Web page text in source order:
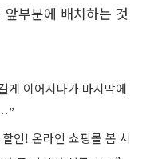
부분에 배치하는 것
게 이어지다가 마지막에
인! 온라인 쇼핑몰 봄 시